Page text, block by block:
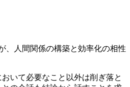
、人間関係の構築と効率化の相性
いて必要なこと以外は削ぎ落と